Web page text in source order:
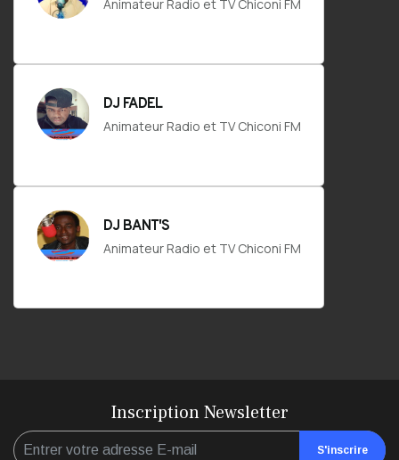
Animateur Radio et TV Chiconi FM
DJ FADEL
Animateur Radio et TV Chiconi FM
DJ BANT'S
Animateur Radio et TV Chiconi FM
Inscription Newsletter
S'inscrire